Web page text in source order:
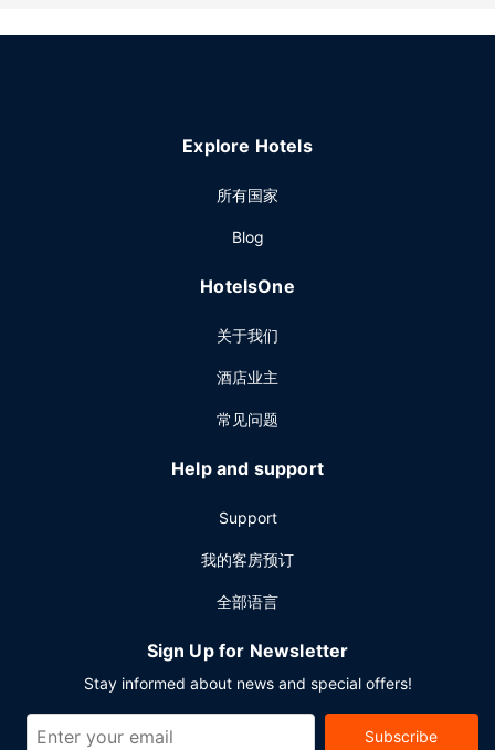
Explore Hotels
所有国家
Blog
HotelsOne
关于我们
酒店业主
常见问题
Help and support
Support
我的客房预订
全部语言
Sign Up for Newsletter
Stay informed about news and special offers!
Subscribe